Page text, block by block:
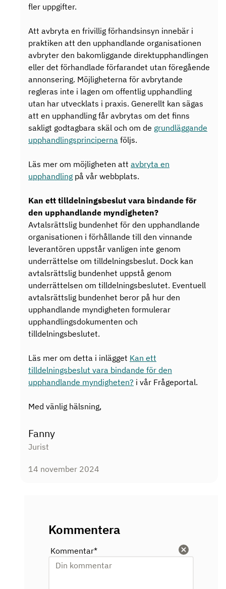
fler uppgifter.
Att avbryta en frivillig förhandsinsyn innebär i
praktiken att den upphandlande organisationen
avbryter den bakomliggande direktupphandlingen
eller det förhandlade förfarandet utan föregående
annonsering. Möjligheterna för avbrytande
regleras inte i lagen om offentlig upphandling
utan har utvecklats i praxis. Generellt kan sägas
att en upphandling får avbrytas om det finns
sakligt godtagbara skäl och om de grundläggande
upphandlingsprinciperna följs.
Läs mer om möjligheten att avbryta en
upphandling på vår webbplats.
Kan ett tilldelningsbeslut vara bindande för
den upphandlande myndigheten?
Avtalsrättslig bundenhet för den upphandlande
organisationen i förhållande till den vinnande
leverantören uppstår vanligen inte genom
underrättelse om tilldelningsbeslut. Dock kan
avtalsrättslig bundenhet uppstå genom
underrättelsen om tilldelningsbeslutet. Eventuell
avtalsrättslig bundenhet beror på hur den
upphandlande myndigheten formulerar
upphandlingsdokumenten och
tilldelningsbeslutet.
Läs mer om detta i inlägget Kan ett
tilldelningsbeslut vara bindande för den
upphandlande myndigheten? i vår Frågeportal.
Med vänlig hälsning,
Fanny
Jurist
14 november 2024
Kommentera
Rensa
Kommentar*